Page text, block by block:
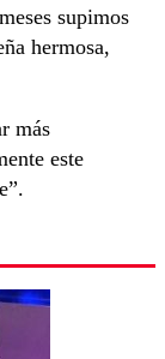
supimos
hermosa,
más
este